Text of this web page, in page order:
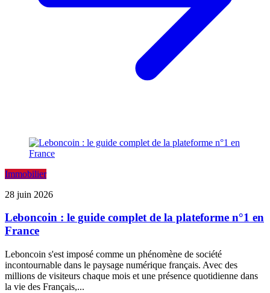
Immobilier
28 juin 2026
Leboncoin : le guide complet de la plateforme n°1 en
France
Leboncoin s'est imposé comme un phénomène de société
incontournable dans le paysage numérique français. Avec des
millions de visiteurs chaque mois et une présence quotidienne dans
la vie des Français,...